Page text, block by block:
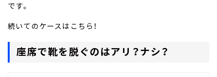
です。
続いてのケースはこちら！
座席で靴を脱ぐのはアリ？ナシ？